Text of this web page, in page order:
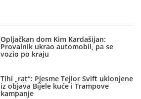
Opljačkan dom Kim Kardašijan:
Provalnik ukrao automobil, pa se
vozio po kraju
Tihi „rat“: Pjesme Tejlor Svift uklonjene
iz objava Bijele kuće i Trampove
kampanje